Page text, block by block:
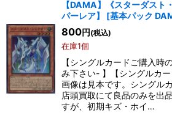
【DAMA】《スターダスト
パーレア】
[基本パック
800円 (税込)
在庫1個
【シングルカードご購入時
み下さい- 】【シングルカー
画像は見本です。シングル
店頭買取にて良品のみを出
すが、初期キズ・ホイ…